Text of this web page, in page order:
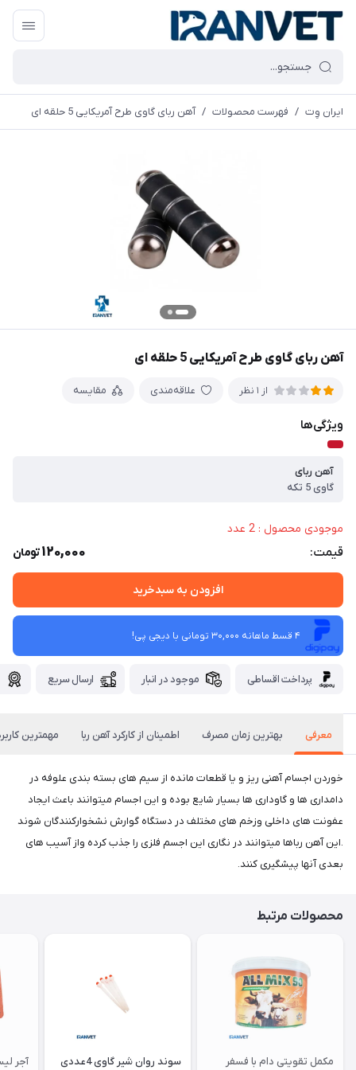
ایران وِت / فهرست محصولات / آهن ربای گاوی طرح آمریکایی 5 حلقه ای
آهن ربای گاوی طرح آمریکایی 5 حلقه ای
از 1 نظر علاقه‌مندی مقایسه
ویژگی‌ها
آهن ربای
گاوی 5 تکه
موجودی محصول : 2 عدد
قیمت: 120,000تومان
افزودن به سبدخرید
4 قسط ماهانه 30,000 تومانی با دیجی ‌پی!
پرداخت اقساطی موجود در انبار ارسال سریع
معرفی بهترین زمان مصرف اطمینان از کارکرد آهن ربا مهمترین
خوردن اجسام آهنی ریز و یا قطعات مانده از سیم های بسته بندی علوفه در
دامداری ها و گاوداری ها بسیار شایع بوده و این اجسام میتوانند باعث ایجاد
عفونت های داخلی وزخم های مختلف در دستگاه گوارش نشخوارکنندگان شوند
.این آهن رباها میتوانند در نگاری این اجسم فلزی را جذب کرده واز آسیب های
بعدی آنها پیشگیری کنند.
محصولات مرتبط
مکمل تقویتی دام با فسفر
سوند روان شیر گاوی 4عددی
آجر